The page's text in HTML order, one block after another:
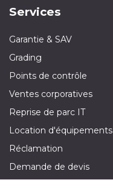
Services
Garantie & SAV
Grading
Points de contrôle
Ventes corporatives
Reprise de parc IT
Location d'équipements
Réclamation
Demande de devis